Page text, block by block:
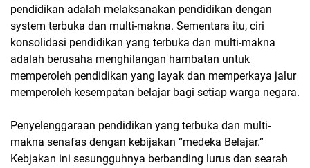
pendidikan adalah melaksanakan pendidikan dengan
system terbuka dan multi-makna. Sementara itu, ciri
konsolidasi pendidikan yang terbuka dan multi-makna
adalah berusaha menghilangan hambatan untuk
memperoleh pendidikan yang layak dan memperkaya jalur
memperoleh kesempatan belajar bagi setiap warga negara.
Penyelenggaraan pendidikan yang terbuka dan multi-
makna senafas dengan kebijakan “medeka Belajar.”
Kebjakan ini sesungguhnya berbanding lurus dan searah